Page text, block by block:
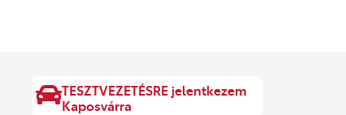
TESZTVEZETÉSRE jelentkezem
Kaposvárra